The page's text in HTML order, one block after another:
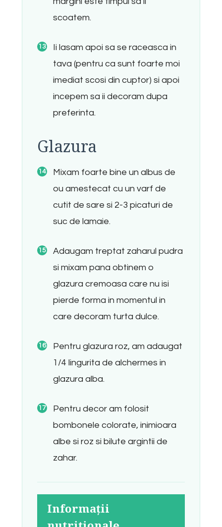
scoatem.
Ii lasam apoi sa se raceasca in
tava (pentru ca sunt foarte moi
imediat scosi din cuptor) si apoi
incepem sa ii decoram dupa
preferinta.
Glazura
Mixam foarte bine un albus de
ou amestecat cu un varf de
cutit de sare si 2-3 picaturi de
suc de lamaie.
Adaugam treptat zaharul pudra
si mixam pana obtinem o
glazura cremoasa care nu isi
pierde forma in momentul in
care decoram turta dulce.
Pentru glazura roz, am adaugat
1/4 lingurita de alchermes in
glazura alba.
Pentru decor am folosit
bombonele colorate, inimioara
albe si roz si bilute argintii de
zahar.
Informații